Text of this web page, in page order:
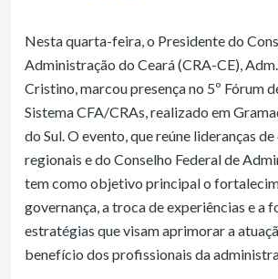
Nesta quarta-feira, o Presidente do
Administração do Ceará (CRA-CE),
Cristino, marcou presença no 5º Fórum
Sistema CFA/CRAs, realizado em
do Sul. O evento, que reúne lideranças
regionais e do Conselho Federal de
tem como objetivo principal o
governança, a troca de experiências e a
estratégias que visam aprimorar a
benefício dos profissionais da